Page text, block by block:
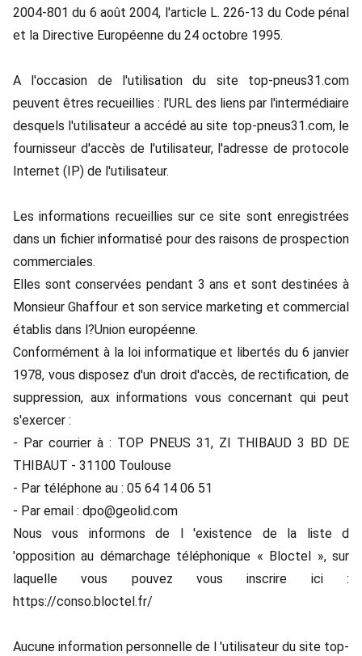
2004-801 du 6 août 2004, l'article L. 226-13 du Code pénal
et la Directive Européenne du 24 octobre 1995.
A l'occasion de l'utilisation du site top-pneus31.com
peuvent êtres recueillies : l'URL des liens par l'intermédiaire
desquels l'utilisateur a accédé au site top-pneus31.com, le
fournisseur d'accès de l'utilisateur, l'adresse de protocole
Internet (IP) de l'utilisateur.
Les informations recueillies sur ce site sont enregistrées
dans un fichier informatisé pour des raisons de prospection
commerciales.
Elles sont conservées pendant 3 ans et sont destinées à
Monsieur Ghaffour et son service marketing et commercial
établis dans l?Union européenne.
Conformément à la loi informatique et libertés du 6 janvier
1978, vous disposez d'un droit d'accès, de rectification, de
suppression, aux informations vous concernant qui peut
s'exercer :
- Par courrier à : TOP PNEUS 31, ZI THIBAUD 3 BD DE
THIBAUT - 31100 Toulouse
- Par téléphone au : 05 64 14 06 51
- Par email : dpo@geolid.com
Nous vous informons de l 'existence de la liste d
'opposition au démarchage téléphonique « Bloctel », sur
laquelle vous pouvez vous inscrire ici :
https://conso.bloctel.fr/
Aucune information personnelle de l 'utilisateur du site top-